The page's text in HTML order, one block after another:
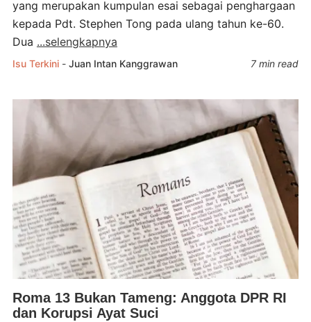
yang merupakan kumpulan esai sebagai penghargaan
kepada Pdt. Stephen Tong pada ulang tahun ke-60.
Dua ...selengkapnya
Isu Terkini - Juan Intan Kanggrawan 7 min read
Roma 13 Bukan Tameng: Anggota DPR RI
dan Korupsi Ayat Suci